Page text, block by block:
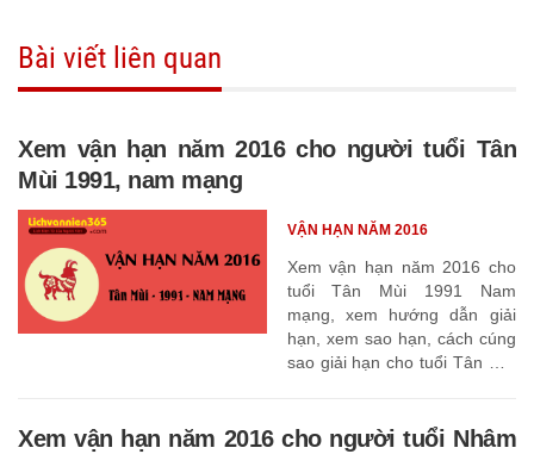
Bài viết liên quan
Xem vận hạn năm 2016 cho người tuổi Tân
Mùi 1991, nam mạng
Xem vận hạn năm 2016 cho
tuổi Tân Mùi 1991 Nam
mạng, xem hướng dẫn giải
hạn, xem sao hạn, cách cúng
sao giải hạn cho tuổi Tân Mùi
VẬN HẠN NĂM 2016
Xem vận hạn năm 2016 cho người tuổi Nhâm